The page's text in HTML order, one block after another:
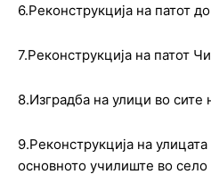
6.Реконструкција на патот
7.Реконструкција на патот
8.Изградба на улици во сите
9.Реконструкција на
основното училиште во